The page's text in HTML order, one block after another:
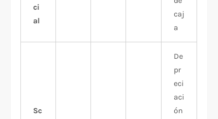
ci
al
caj
a
Sc
De
pr
eci
aci
ón